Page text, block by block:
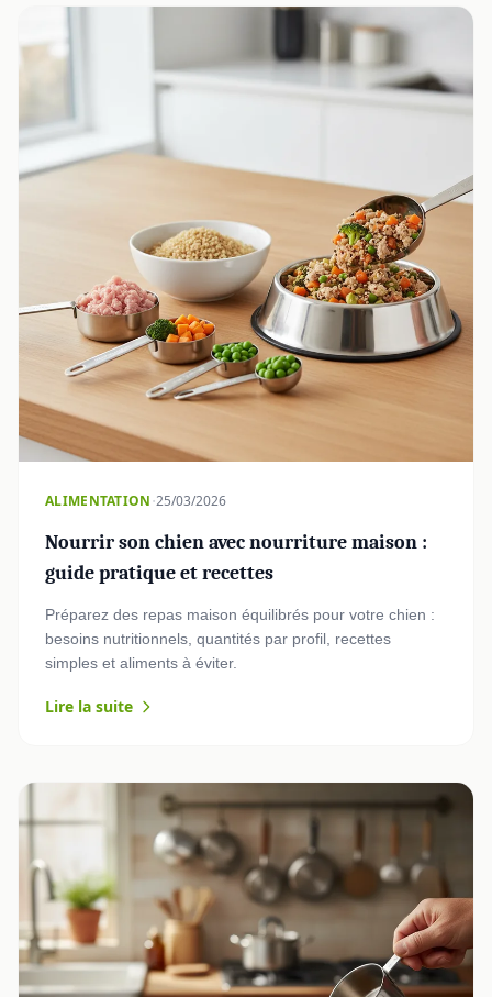
ALIMENTATION·25/03/2026
Nourrir son chien avec nourriture maison :
guide pratique et recettes
Préparez des repas maison équilibrés pour votre chien :
besoins nutritionnels, quantités par profil, recettes
simples et aliments à éviter.
Lire la suite